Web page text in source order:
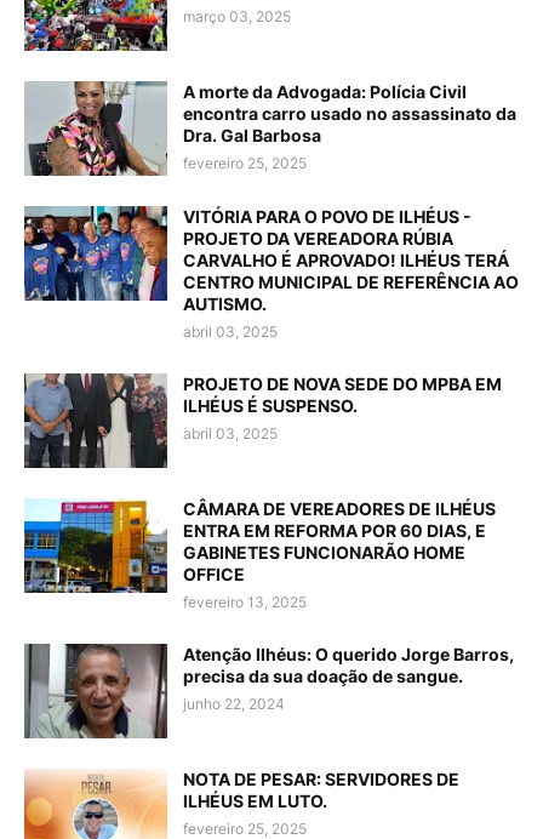
março 03, 2025
A morte da Advogada: Polícia Civil
encontra carro usado no assassinato da
Dra. Gal Barbosa
fevereiro 25, 2025
VITÓRIA PARA O POVO DE ILHÉUS -
PROJETO DA VEREADORA RÚBIA
CARVALHO É APROVADO! ILHÉUS TERÁ
CENTRO MUNICIPAL DE REFERÊNCIA AO
AUTISMO.
abril 03, 2025
PROJETO DE NOVA SEDE DO MPBA EM
ILHÉUS É SUSPENSO.
abril 03, 2025
CÂMARA DE VEREADORES DE ILHÉUS
ENTRA EM REFORMA POR 60 DIAS, E
GABINETES FUNCIONARÃO HOME
OFFICE
fevereiro 13, 2025
Atenção Ilhéus: O querido Jorge Barros,
precisa da sua doação de sangue.
junho 22, 2024
NOTA DE PESAR: SERVIDORES DE
ILHÉUS EM LUTO.
fevereiro 25, 2025